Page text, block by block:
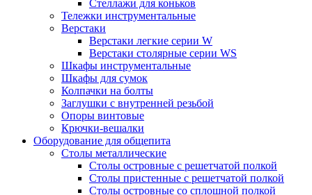
Стеллажи для коньков
Тележки инструментальные
Верстаки
Верстаки легкие серии W
Верстаки столярные серии WS
Шкафы инструментальные
Шкафы для сумок
Колпачки на болты
Заглушки с внутренней резьбой
Опоры винтовые
Крючки-вешалки
Оборудование для общепита
Столы металлические
Столы островные с решетчатой полкой
Столы пристенные с решетчатой полкой
Столы островные со сплошной полкой